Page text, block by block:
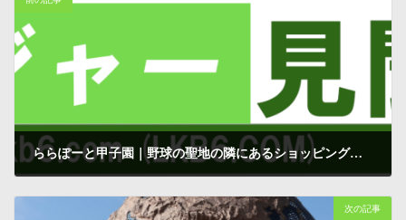
ららぽーと甲子園｜野球の聖地の隣にあるショッピングモールに来ました
次の記事